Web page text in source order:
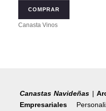
COMPRAR
Canasta Vinos
Canastas Navideñas |
Empresariales